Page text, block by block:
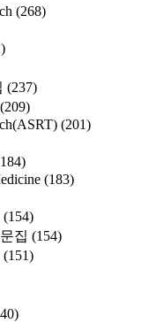
(268)
(237)
(209)
(201)
(183)
(154)
집 (154)
(151)